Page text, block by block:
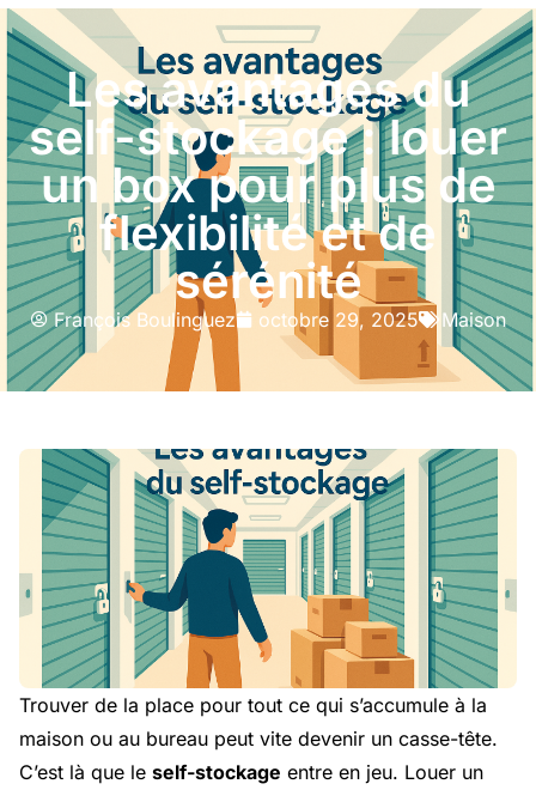
Les avantages du
self-stockage : louer
un box pour plus de
flexibilité et de
sérénité
François Boulinguez octobre 29, 2025 Maison
Trouver de la place pour tout ce qui s’accumule à la
maison ou au bureau peut vite devenir un casse-tête.
C’est là que le self-stockage entre en jeu. Louer un